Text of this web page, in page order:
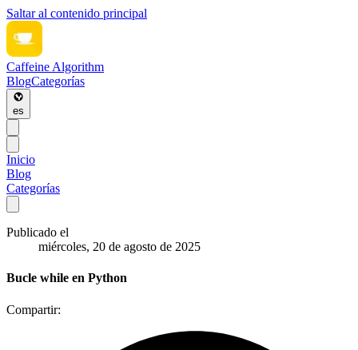
Saltar al contenido principal
Caffeine Algorithm
BlogCategorías
es
Inicio
Blog
Categorías
Publicado el
miércoles, 20 de agosto de 2025
Bucle while en Python
Compartir: